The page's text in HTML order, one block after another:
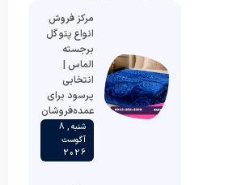
مرکز فروش
انواع پتو گل
برجسته
الماس |
انتخابی
پرسود برای
عمده‌فروشان
شنبه , 8
آگوست
2026